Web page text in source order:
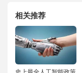
相关推荐
史上最全人工智能政策